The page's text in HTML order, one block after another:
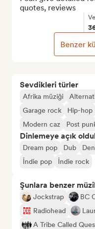
Sevdikleri türler
Afrika müziği
Garage rock
Hip-hop
Modern caz
Post
Dinlemeye açık
Dream pop Dub
İndie pop
İndie rock
Şunlara benzer
Jockstrap BC
Radiohead
A Tribe Called
quotes, reviews
Benzer